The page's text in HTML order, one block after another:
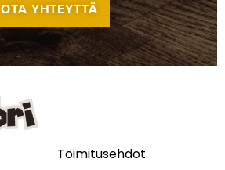
OTA YHTEYTTÄ
Toimitusehdot